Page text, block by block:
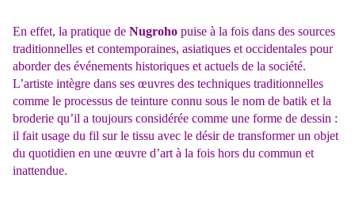
En effet, la pratique de Nugroho puise à la fois dans des sources
traditionnelles et contemporaines, asiatiques et occidentales pour
aborder des événements historiques et actuels de la société.
L’artiste intègre dans ses œuvres des techniques traditionnelles
comme le processus de teinture connu sous le nom de batik et la
broderie qu’il a toujours considérée comme une forme de dessin :
il fait usage du fil sur le tissu avec le désir de transformer un objet
du quotidien en une œuvre d’art à la fois hors du commun et
inattendue.